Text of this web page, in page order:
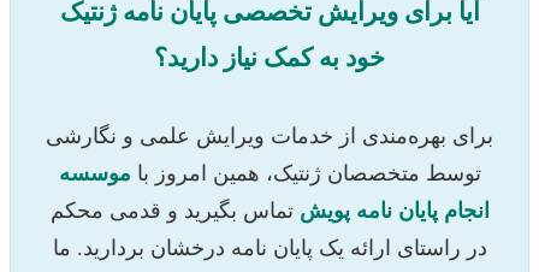
آیا برای ویرایش تخصصی پایان نامه ژنتیک
خود به کمک نیاز دارید؟
برای بهره‌مندی از خدمات ویرایش علمی و نگارشی
توسط متخصصان ژنتیک، همین امروز با موسسه
انجام پایان نامه پویش تماس بگیرید و قدمی محکم
در راستای ارائه یک پایان نامه درخشان بردارید. ما